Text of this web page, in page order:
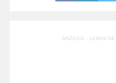
ANZEIGE - LESEN